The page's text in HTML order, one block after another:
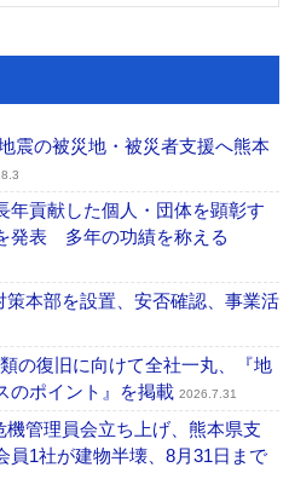
震の被災地・被災者支援へ熊本
貢献した個人・団体を顕彰す
発表 多年の功績を称える
本部を設置、安否確認、事業活
の復旧に向けて全社一丸、『地
のポイント』を掲載 2026.7.31
管理員会立ち上げ、熊本県支
員1社が建物半壊、8月31日まで